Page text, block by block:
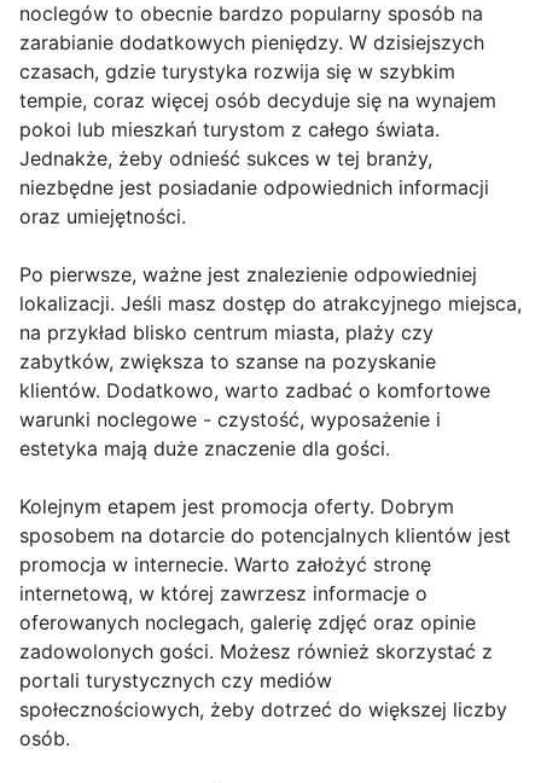
noclegów to obecnie bardzo popularny sposób na
zarabianie dodatkowych pieniędzy. W dzisiejszych
czasach, gdzie turystyka rozwija się w szybkim
tempie, coraz więcej osób decyduje się na wynajem
pokoi lub mieszkań turystom z całego świata.
Jednakże, żeby odnieść sukces w tej branży,
niezbędne jest posiadanie odpowiednich informacji
oraz umiejętności.
Po pierwsze, ważne jest znalezienie odpowiedniej
lokalizacji. Jeśli masz dostęp do atrakcyjnego miejsca,
na przykład blisko centrum miasta, plaży czy
zabytków, zwiększa to szanse na pozyskanie
klientów. Dodatkowo, warto zadbać o komfortowe
warunki noclegowe - czystość, wyposażenie i
estetyka mają duże znaczenie dla gości.
Kolejnym etapem jest promocja oferty. Dobrym
sposobem na dotarcie do potencjalnych klientów jest
promocja w internecie. Warto założyć stronę
internetową, w której zawrzesz informacje o
oferowanych noclegach, galerię zdjęć oraz opinie
zadowolonych gości. Możesz również skorzystać z
portali turystycznych czy mediów
społecznościowych, żeby dotrzeć do większej liczby
osób.